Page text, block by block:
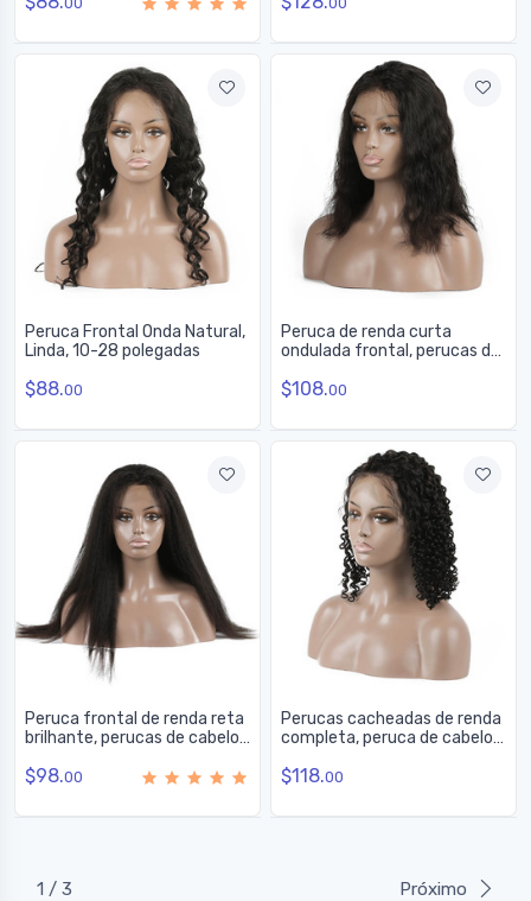
Peruca Frontal Onda Natural,
Linda, 10-28 polegadas
$88.00
Peruca de renda curta
ondulada frontal, perucas de
polegadas para mulheres
$108.00
Peruca frontal de renda reta
brilhante, perucas de cabelo
polegadas
$98.00
Perucas cacheadas de renda
completa, peruca de cabelo
polegadas
$118.00
1 / 3 Próximo